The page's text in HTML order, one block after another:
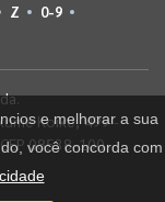
Z 0-9
Koike, 499 -
08538-100
e melhorar a sua
você concorda com